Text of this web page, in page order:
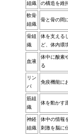
組織
の構造を維
軟骨
組織
骨と骨の間
骨組
織
体を支える
ど、体内環
血液
体中に酸素
る
リン
パ
免疫機能に
筋組
織
体を動かす
神経
組織
体中の情報
刺激を脳に